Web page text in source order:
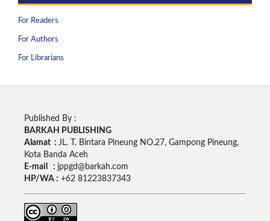
For Readers
For Authors
For Librarians
Published By :
BARKAH PUBLISHING
Alamat : JL. T. Bintara Pineung NO.27, Gampong Pineung,
Kota Banda Aceh
E-mail : jppgd@barkah.com
HP/WA : +62 81223837343